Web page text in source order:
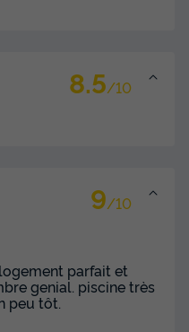
- Premium Côté
+ TV
*
Côté Sable 4 Pièces
8.5/10
9/10
parfait et
genial. piscine très
peu tôt.